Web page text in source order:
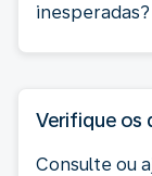
Verifique os
Consulte ou